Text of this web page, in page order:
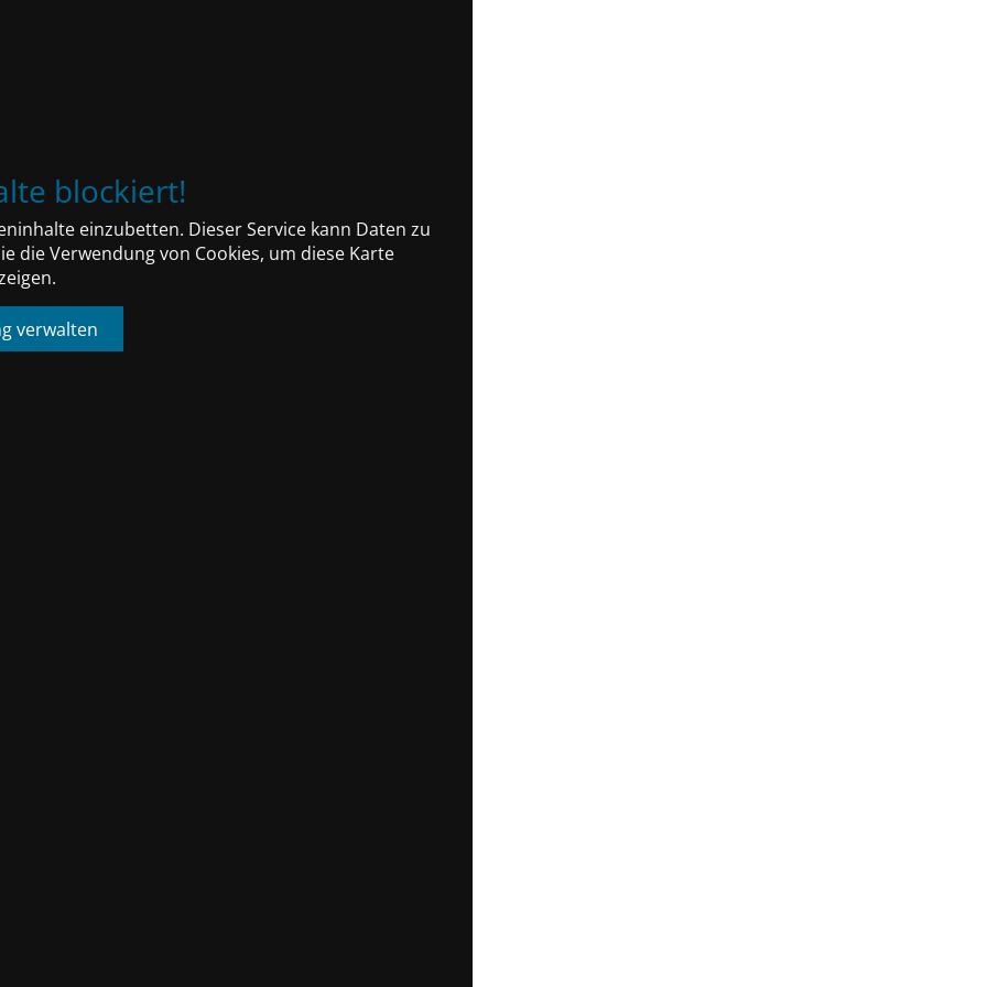
blockiert!
einzubetten. Dieser Service kann Daten zu
die Verwendung von Cookies, um diese Karte
verwalten